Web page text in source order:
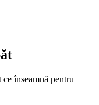
înseamnă pentru